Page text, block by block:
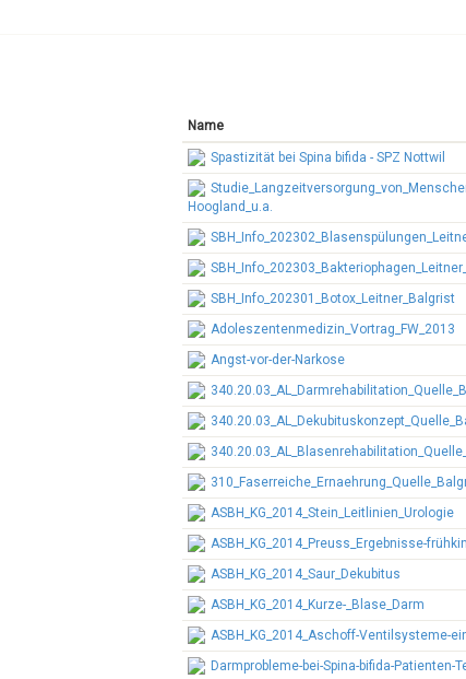
Name
Spastizität bei Spina bifida - SPZ Nottwil
Hoogland_u.a.
SBH_Info_202301_Botox_Leitner_Balgrist
Adoleszentenmedizin_Vortrag_FW_2013
Angst-vor-der-Narkose
ASBH_KG_2014_Stein_Leitlinien_Urologie
ASBH_KG_2014_Preuss_Ergebnisse-
ASBH_KG_2014_Saur_Dekubitus
ASBH_KG_2014_Kurze-_Blase_Darm
ASBH_KG_2014_Aschoff-Ventilsysteme-
Darmprobleme-bei-Spina-bifida-Patienten-